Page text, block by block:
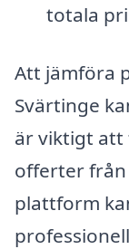
totala
Att jämföra
Svärtinge
är viktigt att
offerter från
plattform